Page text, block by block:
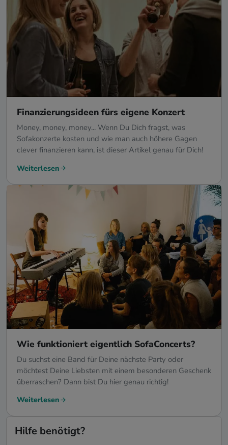
Finanzierungsideen fürs eigene Konzert
Money, money, money... Wenn Du Dich fragst, was
Sofakonzerte kosten und wie man auch höhere Gagen
clever finanzieren kann, ist dieser Artikel genau für Dich!
Weiterlesen
Wie funktioniert eigentlich SofaConcerts?
Du suchst eine Band für Deine nächste Party oder
möchtest Deine Liebsten mit einem besonderen Geschenk
überraschen? Dann bist Du hier genau richtig!
Weiterlesen
Hilfe benötigt?